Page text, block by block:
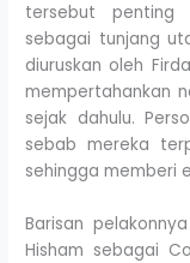
tersebut penting
sebagai tunjang
diuruskan oleh
mempertahankan
sejak dahulu.
sebab mereka
sehingga memberi
Barisan
Hisham sebagai